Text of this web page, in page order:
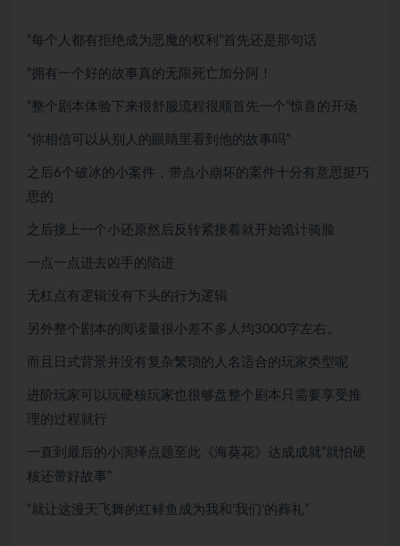
“每个人都有拒绝成为恶魔的权利”首先还是那句话
“拥有一个好的故事真的无限死亡加分阿！
“整个剧本体验下来很舒服流程很顺首先一个”惊喜的开场
“你相信可以从别人的眼睛里看到他的故事吗”
之后6个破冰的小案件，带点小崩坏的案件十分有意思挺巧
思的
之后接上一个小还原然后反转紧接着就开始诡计骑脸
一点一点进去凶手的陷进
无杠点有逻辑没有下头的行为逻辑
另外整个剧本的阅读量很小差不多人均3000字左右。
而且日式背景并没有复杂繁琐的人名适合的玩家类型呢
进阶玩家可以玩硬核玩家也很够盘整个剧本只需要享受推
理的过程就行
一直到最后的小演绎点题至此《海葵花》达成成就”就怕硬
核还带好故事”
“就让这漫天飞舞的红鲱鱼成为我和’我们’的葬礼”